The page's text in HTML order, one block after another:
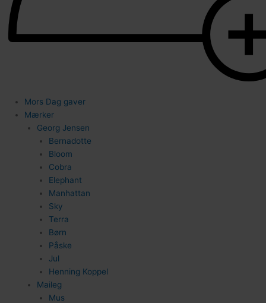
14
Mors Dag gaver
Mærker
Georg Jensen
Bernadotte
Bloom
Cobra
Elephant
Manhattan
Sky
Terra
Børn
Påske
Jul
Henning Koppel
Maileg
Mus